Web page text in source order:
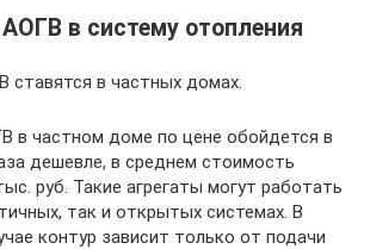
в систему отопления
ставятся в частных домах.
в частном доме по цене обойдется в
дешевле, в среднем стоимость
руб. Такие агрегаты могут работать
так и открытых системах. В
контур зависит только от подачи